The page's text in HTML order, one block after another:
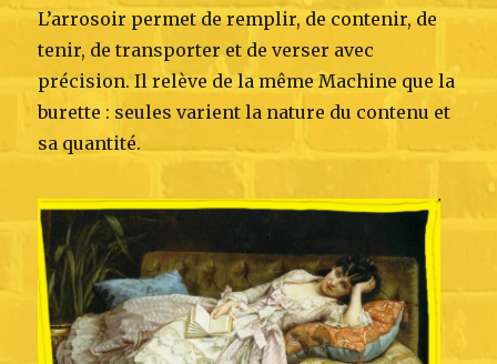
L’arrosoir permet de remplir, de contenir, de
tenir, de transporter et de verser avec
précision. Il relève de la même Machine que la
burette : seules varient la nature du contenu et
sa quantité.